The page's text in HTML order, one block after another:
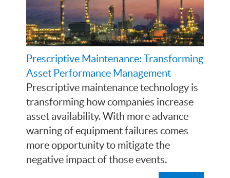
Prescriptive Maintenance: Transforming
Asset Performance Management
Prescriptive maintenance technology is
transforming how companies increase
asset availability. With more advance
warning of equipment failures comes
more opportunity to mitigate the
negative impact of those events.